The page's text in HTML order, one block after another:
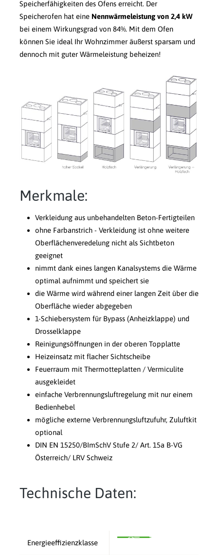
Speicherfähigkeiten des Ofens erreicht. Der
Speicherofen hat eine Nennwärmeleistung von 2,4 kW
bei einem Wirkungsgrad von 84%. Mit dem Ofen
können Sie ideal Ihr Wohnzimmer äußerst sparsam und
dennoch mit guter Wärmeleistung beheizen!
Merkmale:
Verkleidung aus unbehandelten Beton-Fertigteilen
ohne Farbanstrich - Verkleidung ist ohne weitere
Oberflächenveredelung nicht als Sichtbeton
geeignet
nimmt dank eines langen Kanalsystems die Wärme
optimal aufnimmt und speichert sie
die Wärme wird während einer langen Zeit über die
Oberfläche wieder abgegeben
1-Schiebersystem für Bypass (Anheizklappe) und
Drosselklappe
Reinigungsöffnungen in der oberen Topplatte
Heizeinsatz mit flacher Sichtscheibe
Feuerraum mit Thermotteplatten / Vermiculite
ausgekleidet
einfache Verbrennungsluftregelung mit nur einem
Bedienhebel
mögliche externe Verbrennungsluftzufuhr, Zuluftkit
optional
DIN EN 15250/BImSchV Stufe 2/ Art. 15a B-VG
Österreich/ LRV Schweiz
Technische Daten:
Energieeffizienzklasse